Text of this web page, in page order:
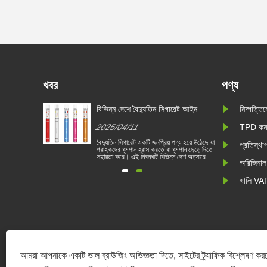
আমরা আপনাকে একটি ভাল ব্রাউজিং অভিজ্ঞতা দিতে, সাইটের ট্র্যাফিক বিশ্লেষণ
খবর
বিভিন্ন দেশে বৈদ্যুতিন সিগারেট আইন
2025/04/11
বৈদ্যুতিন সিগারেট একটি জনপ্রিয় পণ্য হয়ে উঠেছে যা
গ্রাহকদের ধূমপান হ্রাস করতে বা ধূমপান ছেড়ে দিতে
সহায়তা করে। এই নিবন্ধটি বিভিন্ন দেশ অনুসারে
তদ্ব্যতীত, কয়েকটি দেশ রয়েছে এবং অঞ্চলগুলি
পণ্য
TPD
খালি
চীন